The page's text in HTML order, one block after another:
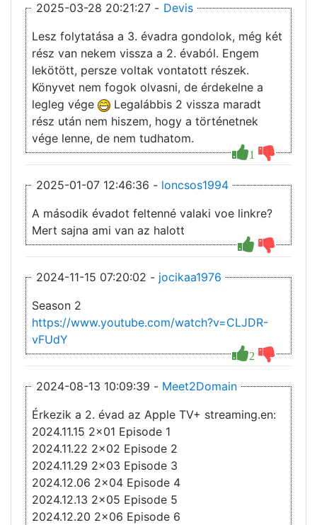
2025-03-28 20:21:27 - Devis
1
Lesz folytatása a 3. évadra gondolok, még két
rész van nekem vissza a 2. évaból. Engem
lekötött, persze voltak vontatott részek.
Könyvet nem fogok olvasni, de érdekelne a
legleg vége
Legalábbis 2 vissza maradt
rész után nem hiszem, hogy a történetnek
vége lenne, de nem tudhatom.
2025-01-07 12:46:36 - loncsos1994
A második évadot feltenné valaki voe linkre?
Mert sajna ami van az halott
2024-11-15 07:20:02 - jocikaa1976
2
Season 2
https://www.youtube.com/watch?v=CLJDR-
vFUdY
2024-08-13 10:09:39 - Meet2Domain
Érkezik a 2. évad az Apple TV+ streaming.en:
2024.11.15 2x01 Episode 1
2024.11.22 2x02 Episode 2
2024.11.29 2x03 Episode 3
2024.12.06 2x04 Episode 4
2024.12.13 2x05 Episode 5
2024.12.20 2x06 Episode 6